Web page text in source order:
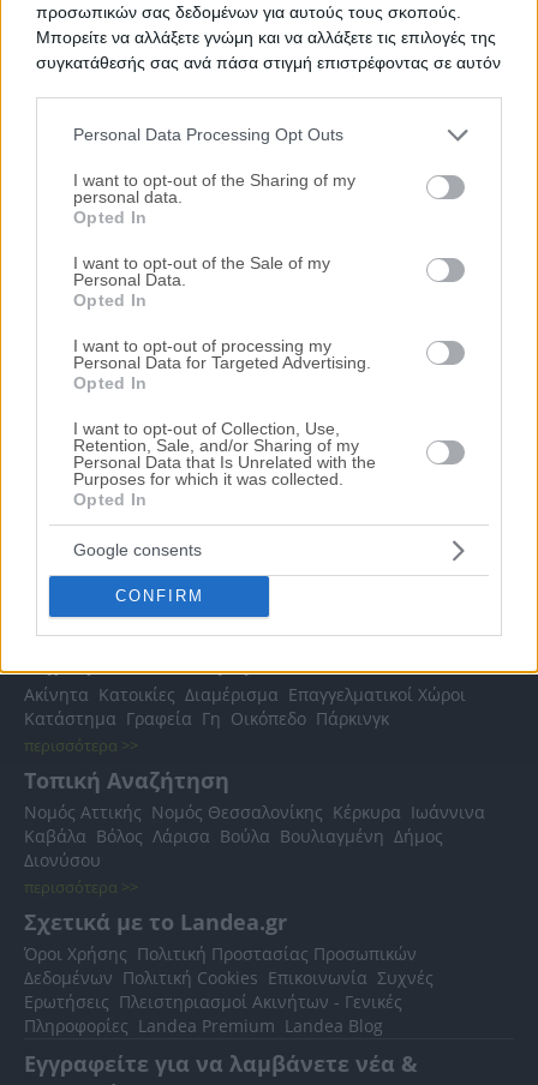
προσωπικών σας δεδομένων για αυτούς τους σκοπούς.
Μπορείτε να αλλάξετε γνώμη και να αλλάξετε τις επιλογές της
συγκατάθεσής σας ανά πάσα στιγμή επιστρέφοντας σε αυτόν
services and may gather and store information including but
not limited to your visit or usage behaviour. You may click to
grant or deny consent to Google and its third-party tags to
use your data for below specified purposes in below Google
consent section.
Personal Data Processing Opt Outs
I want to opt-out of the Sharing of my
personal data.
Opted In
I want to opt-out of the Sale of my
Personal Data.
Opted In
I want to opt-out of processing my
Personal Data for Targeted Advertising.
Opted In
I want to opt-out of Collection, Use,
Retention, Sale, and/or Sharing of my
Personal Data that Is Unrelated with the
Purposes for which it was collected.
Opted In
Google consents
CONFIRM
Ψάχνετε γιαΑποθήκη σε πλειστηριασμόσε
Αλεξανδρούπολη; Εδώ μπορείτε να βρείτε την επίσημη λίστα
με τους
ηλεκτρονικούς πλειστηριασμούς ακινήτων
Αλεξανδρούπολη, η οποία ανανεώνεται καθημερινά.
Χρησιμοποιώντας τα φίλτρα αναζήτησης μπορείτε να
περιορίσετε τα ακίνητα και να επιλέξετε αυτό που ταιριάζει
στις ανάγκες σας.
Σχετικές Αναζητήσεις
Ακινήτων - Κατοικιών Αλεξανδρούπολη
Ακίνητα Κατοικίες Διαμέρισμα Επαγγελματικοί Χώροι
Κατάστημα Γραφεία Γη Οικόπεδο Πάρκινγκ
περισσότερα >>
Τοπική Αναζήτηση
Νομός Αττικής Νομός Θεσσαλονίκης Κέρκυρα Ιωάννινα
Καβάλα Βόλος Λάρισα Βούλα Βουλιαγμένη Δήμος
Διονύσου
περισσότερα >>
Σχετικά με το Landea.gr
Όροι Χρήσης Πολιτική Προστασίας Προσωπικών
Δεδομένων Πολιτική Cookies Επικοινωνία Συχνές
Ερωτήσεις Πλειστηριασμοί Ακινήτων - Γενικές
Πληροφορίες Landea Premium Landea Blog
Εγγραφείτε για να λαμβάνετε νέα &